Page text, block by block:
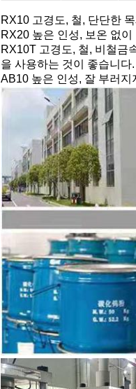
RX10 고경도, 철, 단단한
RX20 높은 인성, 보온 없
RX10T 고경도, 철, 비철금
을 사용하는 것이 좋습니다.
AB10 높은 인성, 잘 부러